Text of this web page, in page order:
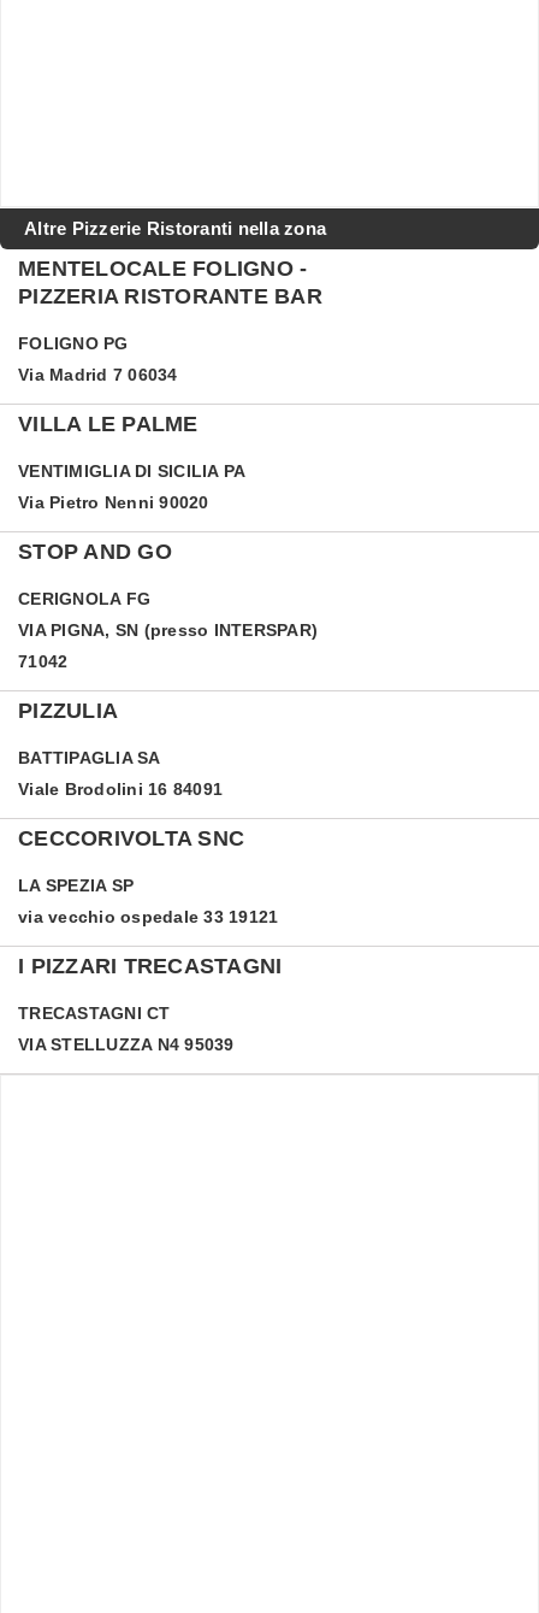
Altre Pizzerie Ristoranti nella zona
MENTELOCALE FOLIGNO -
PIZZERIA RISTORANTE BAR
FOLIGNO PG
Via Madrid 7 06034
VILLA LE PALME
VENTIMIGLIA DI SICILIA PA
Via Pietro Nenni 90020
STOP AND GO
CERIGNOLA FG
VIA PIGNA, SN (presso INTERSPAR)
71042
PIZZULIA
BATTIPAGLIA SA
Viale Brodolini 16 84091
CECCORIVOLTA SNC
LA SPEZIA SP
via vecchio ospedale 33 19121
I PIZZARI TRECASTAGNI
TRECASTAGNI CT
VIA STELLUZZA N4 95039